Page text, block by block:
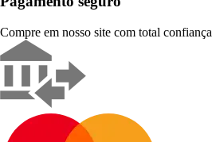
Compre em nosso site com total confiança